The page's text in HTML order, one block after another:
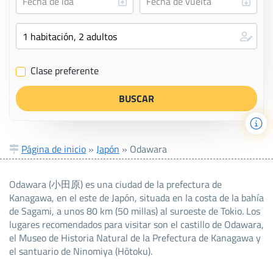
✔ Clase preferente
Página de inicio » Japón » Odawara
Odawara (小田原) es una ciudad de la prefectura de
Kanagawa, en el este de Japón, situada en la costa de la bahía
de Sagami, a unos 80 km (50 millas) al suroeste de Tokio. Los
lugares recomendados para visitar son el castillo de Odawara,
el Museo de Historia Natural de la Prefectura de Kanagawa y
el santuario de Ninomiya (Hōtoku).